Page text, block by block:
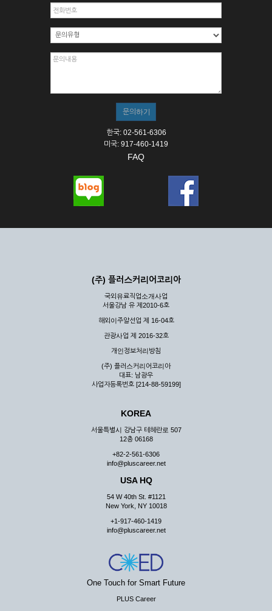
7. 회사의 정보를 사전 승낙 없이 전재, 변조, 복사하여 이용하
8. 기타 회사가 정한 제반 사항을 위반하며 신청하는 경우
제5조 (서비스의 이용 및 중지)
② 시스템 점검, 교체 및 고장, 기술적인 이유, 국가비상사태, 정
스가 불가능할 경우 회사는 사전 공지나 예고 없이 서비스의 전
부 또는 일부를 일시적 또는 영구적으로 중지할 수 있습니다.
③ 기타 회사는 서비스를 제공할 수 없는 합당한 사유가 발생한
④ 회사는 제 2항 및 제 3항의 사유로 서비스의 제공이 일시적
여 배상하지 않습니다.
제3장 권리 및 의무
공할 수 있도록 최선의 노력을 다하여야 합니다.
게 누설, 배포하여서는 안됩니다. 다만, 관계법령에 의하여 국가
기관 등의 합법적인 요구가 있는 경우에는 해당 되지 않습니다.
③ 회사는 이용자로부터 제기되는 의견이나 불만이 정당하다고
인정할 경우에는 즉시 처리하여야 하며, 즉시 처리가 곤란한 경
우 그 처리를 위해 노력해야 합니다.
제7조 (회원의 의무)
① 회원은 ID와 비밀 번호에 관한 모든 관리의 책임이 있으며
② 회원은 이용신청서의 기재내용 중 변경된 내용이 있는 경우
서비스를 통하여 그 내용을 회사에 통지하여야 합니다.
③ 다른 회원의 ID와 비밀번호를 부당하게 사용하는 행위를
④ 회원은 회사의 서비스에서 타 사이트의 홍보행위를 하지 않
아야 하며 공공질서나 미풍약속에 위배되는 내용 혹은 저작권을
리 행위도 할 수 없습니다.
사가 통지하는 사항을 준수하여야 하며, 기타 회사의 업무에 방
해되는 행위를 하여서는 아니 됩니다.
제8조 (회원의 관리)
① 회원은 언제든 이 약관에 대한 동의를 철회할 수 있습니다.
한국: 02-561-6306
미국: 917-460-1419
FAQ
(주) 플러스커리어코리아
국외유료직업소개사업
서울강남 유 제2010-6호
해외이주알선업 제 16-04호
관광사업 제 2016-32호
개인정보처리방침
(주) 플러스커리어코리아
대표: 남광우
사업자등록번호 [214-88-59199]
KOREA
서울특별시 강남구 테헤란로 507
12층 06168
+82-2-561-6306
info@pluscareer.net
USA HQ
54 W 40th St. #1121
New York, NY 10018
+1-917-460-1419
info@pluscareer.net
One Touch for Smart Future
PLUS Career